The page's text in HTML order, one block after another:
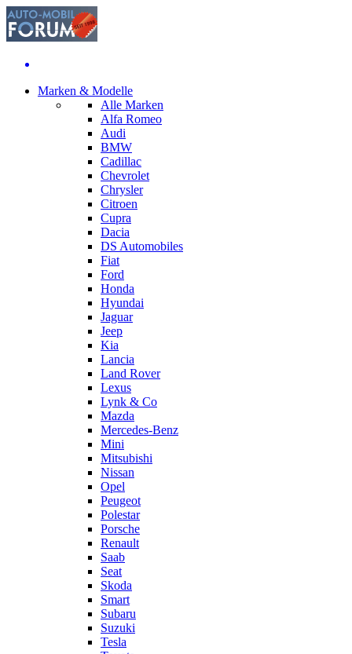
Marken & Modelle
Alle Marken
Alfa Romeo
Audi
BMW
Cadillac
Chevrolet
Chrysler
Citroen
Cupra
Dacia
DS Automobiles
Fiat
Ford
Honda
Hyundai
Jaguar
Jeep
Kia
Lancia
Land Rover
Lexus
Lynk & Co
Mazda
Mercedes-Benz
Mini
Mitsubishi
Nissan
Opel
Peugeot
Polestar
Porsche
Renault
Saab
Seat
Skoda
Smart
Subaru
Suzuki
Tesla